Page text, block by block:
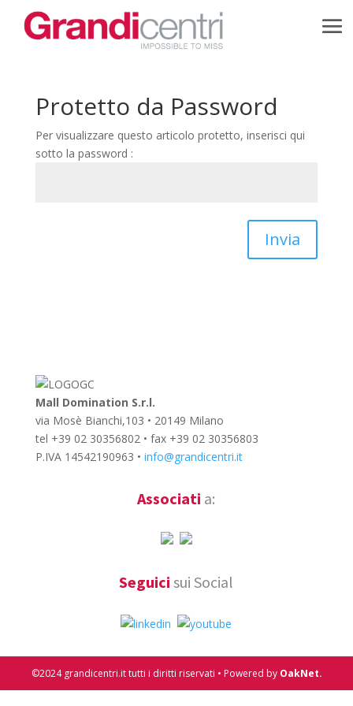
Protetto da Password
Per visualizzare questo articolo protetto, inserisci qui
sotto la password :
Invia
Mall Domination S.r.l.
via Mosè Bianchi,103 • 20149 Milano
tel +39 02 30356802 • fax +39 02 30356803
P.IVA 14542190963 • info@grandicentri.it
Associati a:
Seguici sui Social
©2024 grandicentri.it tutti i diritti riservati • Powered by OakNet.